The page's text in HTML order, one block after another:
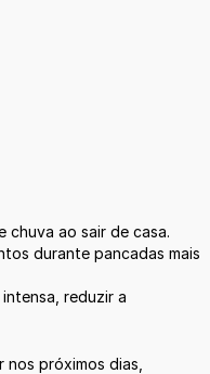
chuva ao sair de casa.
durante pancadas mais
reduzir a
próximos dias,